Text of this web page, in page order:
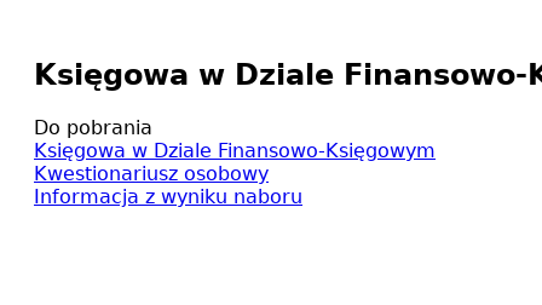
Księgowa w Dziale Finansowo-
Do pobrania
Księgowa w Dziale Finansowo-Księgowym
Kwestionariusz osobowy
Informacja z wyniku naboru